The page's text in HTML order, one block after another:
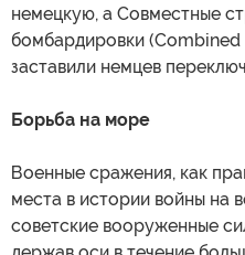
немецкую, а Совместные
бомбардировки
заставили немцев
Борьба на море
Военные сражения, как
места в истории войны на
советские вооруженные